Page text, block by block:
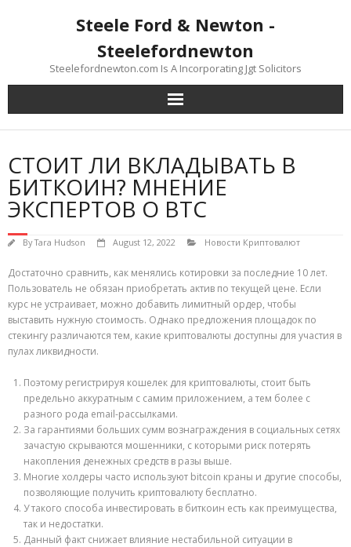
Steele Ford & Newton -
Steelefordnewton
Steelefordnewton.com Is A Incorporating Jgt Solicitors
СТОИТ ЛИ ВКЛАДЫВАТЬ В
БИТКОИН? МНЕНИЕ
ЭКСПЕРТОВ О BTC
ByTara Hudson August 12, 2022 Новости Криптовалют
Достаточно сравнить, как менялись котировки за последние 10 лет.
Пользователь не обязан приобретать актив по текущей цене. Если
курс не устраивает, можно добавить лимитный ордер, чтобы
выставить нужную стоимость. Однако предложения площадок по
стекингу различаются тем, какие криптовалюты доступны для участия в
пулах ликвидности.
Поэтому регистрируя кошелек для криптовалюты, стоит быть
предельно аккуратным с самим приложением, а тем более с
разного рода email-рассылками.
За гарантиями больших сумм вознаграждения в социальных сетях
зачастую скрываются мошенники, с которыми риск потерять
накопления денежных средств в разы выше.
Многие холдеры часто используют bitcoin краны и другие способы,
позволяющие получить криптовалюту бесплатно.
У такого способа инвестировать в биткоин есть как преимущества,
так и недостатки.
Данный факт снижает влияние нестабильной ситуации в